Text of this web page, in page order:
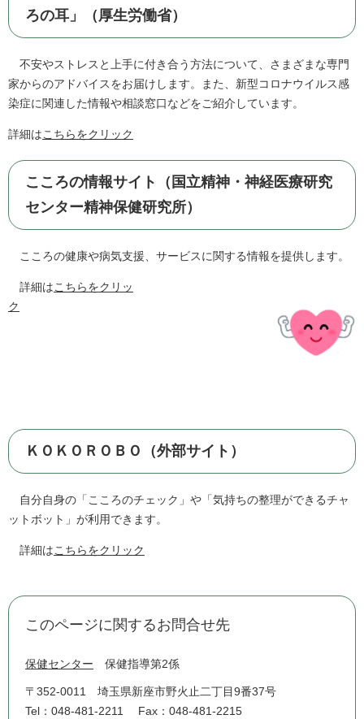
ろの耳」（厚生労働省）
不安やストレスと上手に付き合う方法について、さまざまな専門
家からのアドバイスをお届けします。また、新型コロナウイルス感
染症に関連した情報や相談窓口などをご紹介しています。
詳細はこちらをクリック
こころの情報サイト（国立精神・神経医療研究
センター精神保健研究所）
こころの健康や病気支援、サービスに関する情報を提供します。
詳細はこちらをクリッ
ク
ＫＯＫＯＲＯＢＯ（外部サイト）
自分自身の「こころのチェック」や「気持ちの整理ができるチャ
ットボット」が利用できます。
詳細はこちらをクリック
このページに関するお問合せ先
保健センター 保健指導第2係
〒352-0011
埼玉県新座市野火止二丁目9番37号
Tel：048-481-2211
Fax：048-481-2215